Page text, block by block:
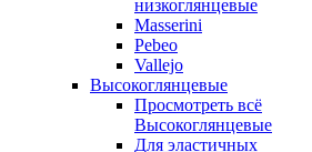
низкоглянцевые
Masserini
Pebeo
Vallejo
Высокоглянцевые
Просмотреть всё
Высокоглянцевые
Для эластичных